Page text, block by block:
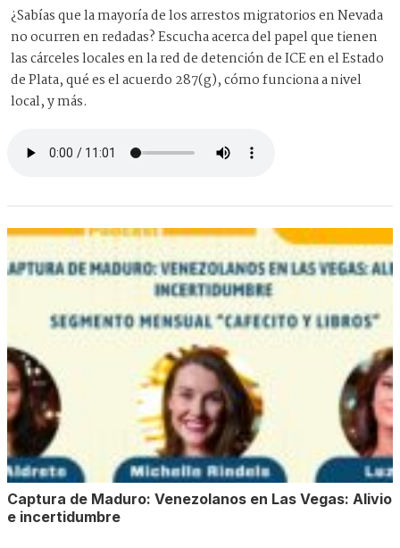
¿Sabías que la mayoría de los arrestos migratorios en Nevada
no ocurren en redadas? Escucha acerca del papel que tienen
las cárceles locales en la red de detención de ICE en el Estado
de Plata, qué es el acuerdo 287(g), cómo funciona a nivel
local, y más.
Captura de Maduro: Venezolanos en Las Vegas: Alivio
e incertidumbre